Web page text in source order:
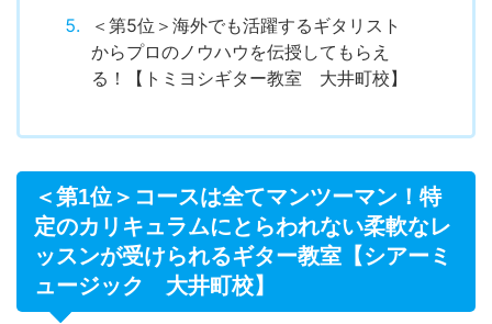
＜第5位＞海外でも活躍するギタリスト
からプロのノウハウを伝授してもらえ
る！【トミヨシギター教室 大井町校】
＜第1位＞コースは全てマンツーマン！特
定のカリキュラムにとらわれない柔軟なレ
ッスンが受けられるギター教室【シアーミ
ュージック 大井町校】